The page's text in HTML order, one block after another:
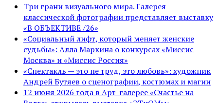
Три грани визуального мира. Галерея
классической фотографии представляет выставку
«В ОБЪЕКТИВЕ /26»
«Социальный лифт, который меняет женские
судьбы»: Алла Маркина о конкурсах «Миссис
Москва» и «Миссис Россия»
«Спектакль — это не труд, это любовь»: художник
Андрей Бутяев о сценографии, костюмах и магии
12 июня 2026 года в Арт-галерее «Счастье на